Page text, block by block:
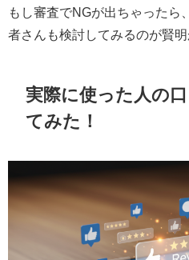
もし審査でNGが出ちゃったら
者さんも検討してみるのが賢明
実際に使った人の
てみた！